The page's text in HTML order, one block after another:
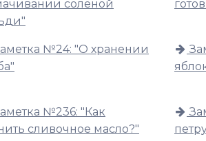
солёной
№24: "О хранении
№236: "Как
сливочное масло?"